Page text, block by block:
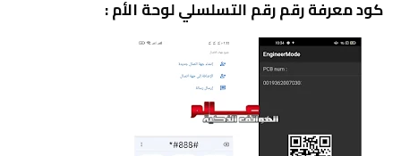
كود معرفة رقم رقم التسلسلي لوحة الأم :